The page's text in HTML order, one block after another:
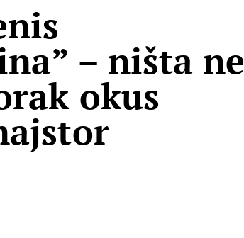
– ništa ne
okus